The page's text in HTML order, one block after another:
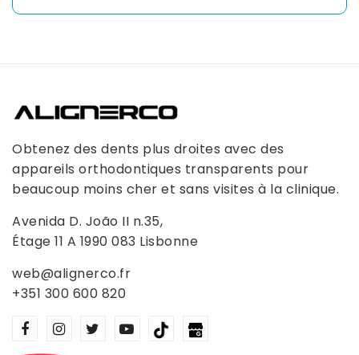
Asia
New
Zealand
Malaysia
Obtenez des dents plus droites avec des
appareils orthodontiques transparents pour
beaucoup moins cher et sans visites à la clinique.
Avenida D. João II n.35,
Étage 11 A 1990 083 Lisbonne
web@alignerco.fr
+351 300 600 820